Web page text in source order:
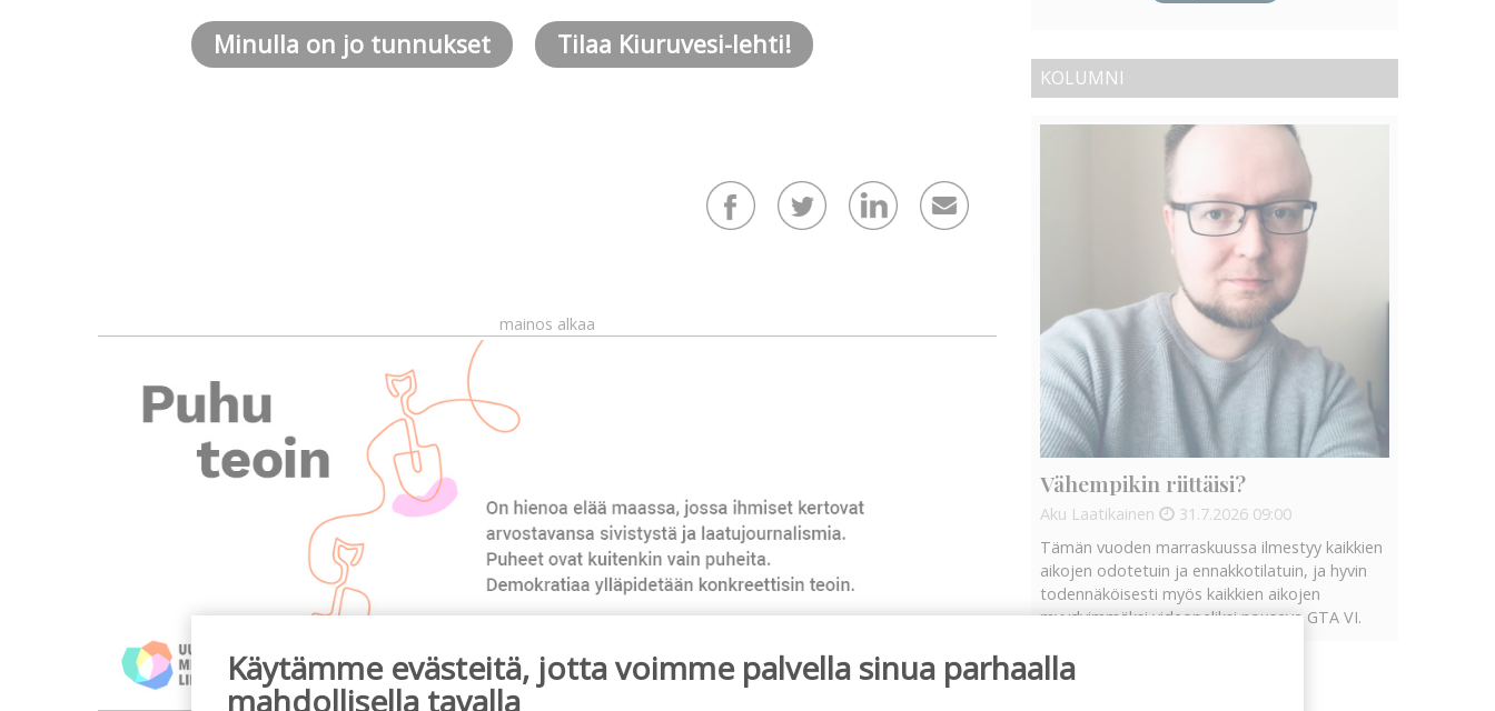
Minulla on jo tunnukset Tilaa Kiuruvesi-lehti!
mainos alkaa
KOLUMNI
Vähempikin riittäisi?
Aku Laatikainen 31.7.2026 09:00
Tämän vuoden marraskuussa ilmestyy kaikkien
aikojen odotetuin ja ennakkotilatuin, ja hyvin
todennäköisesti myös kaikkien aikojen
myydyimmäksi videopeliksi nouseva GTA VI.
Käytämme evästeitä, jotta voimme palvella sinua parhaalla
mahdollisella tavalla